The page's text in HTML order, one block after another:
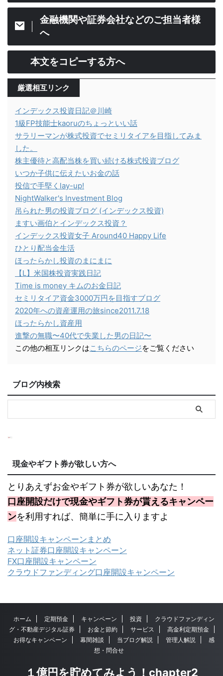
金融機関や証券会社などのご担当者様
へ
本文をコピーする方へ
厳選相互リンク
インデックス投資日記＠川崎
1級FP技能士kaoruのちょっといい話
サラリーマンが株式投資でセミリタイアを目指してみま
した。
株主優待と高配当株を買い続ける株式投資ブログ
いつか子供に伝えたいお金の話
投信で手堅くlay-up!
NightWalker's Investment Blog
吊られた男の投資ブログ (インデックス投資)
ますい画伯とインデックス投資？
インデックス投資女子 Around40 Happy Life
ひとり配当金生活
ほったらかし投資のまにまに
【L】米国株投資実践日記
Time is money キムのお金日記
セミリタイア資金3000万円を目指すブログ
2020年への資産運用の旅since2011.7.18
ほったらかし資産用
進撃の無職〜40代で失業した男の日記〜
この他の相互リンクはこちらのページをご覧ください
ブログ内検索
現金やギフト券が欲しい方へ
とりあえずお金やギフト券が欲しいあなた！
口座開設だけで現金やギフト券が貰えるキャンペー
ンを利用すれば、簡単に手に入りますよ
口座開設キャンペーンまとめ
ネット証券口座開設キャンペーン
FX口座開設キャンペーン
クラウドファンディング口座開設キャンペーン
ホーム 定期預金 キャンペーン 投資
クラウドファンディン
グ・不動産デジタル証券
お金と節約 サービス
高金利定期預金
お得なキャンペーン
幕間雑談 当ブログ解説 管理人解説
感
想・問合せ
１億円を貯めてみよう！chapter2